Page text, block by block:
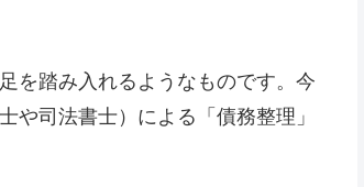
を踏み入れるようなものです。今
や司法書士）による「債務整理」